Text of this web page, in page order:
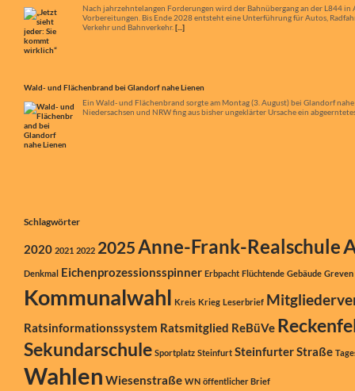
Wald- und Flächenbrand bei Glandorf nahe Lienen
Schlagwörter
2020 2021 2022 2025Anne-Frank-Realschule
Denkmal Eichenprozessionsspinner Erbpacht Flüchtende Gebäude Greven
Kommunalwahl Kreis Krieg Leserbrief
Ratsinformationssystem Ratsmitglied ReBüVe
Sekundarschule Sportplatz Steinfurt Steinfurter Straße
Wahlen Wiesenstraße WN öffentlicher Brief